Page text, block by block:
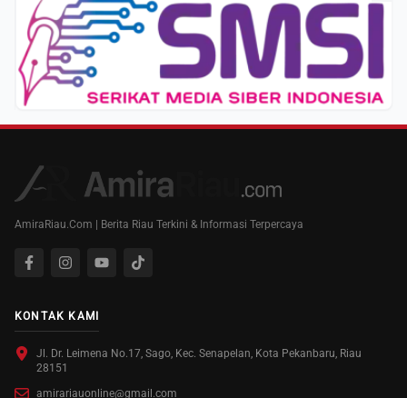
AmiraRiau.Com | Berita Riau Terkini & Informasi Terpercaya
KONTAK KAMI
Jl. Dr. Leimena No.17, Sago, Kec. Senapelan, Kota Pekanbaru, Riau
28151
amirariauonline@gmail.com